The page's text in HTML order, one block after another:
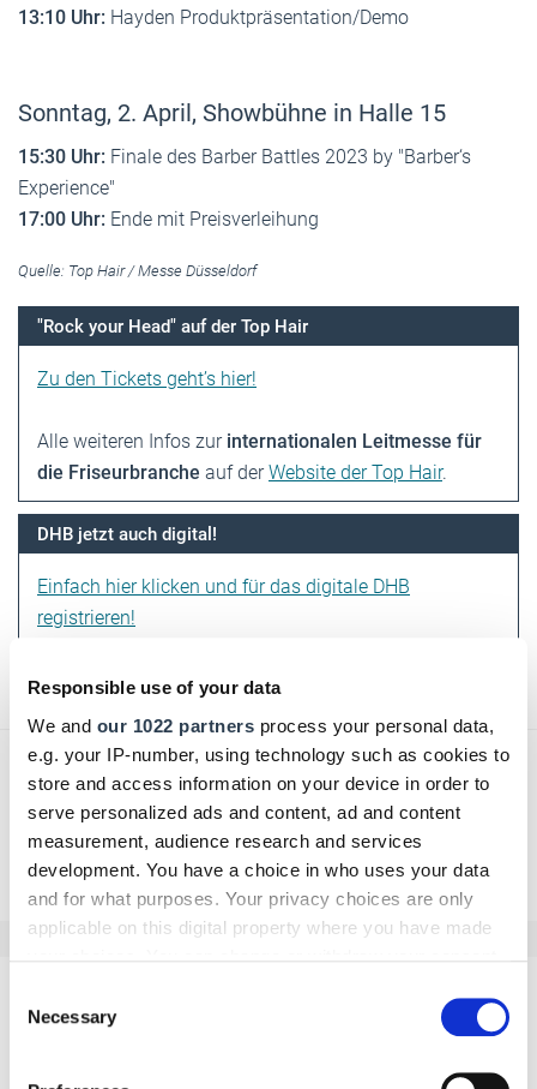
Responsible use of your data
We and our 1022 partners process your personal data,
e.g. your IP-number, using technology such as cookies to
store and access information on your device in order to
serve personalized ads and content, ad and content
measurement, audience research and services
development. You have a choice in who uses your data
and for what purposes. Your privacy choices are only
applicable on this digital property where you have made
the Privacy trigger icon.
Selection
Necessary
13:10 Uhr: Hayden Produktpräsentation/Demo
Sonntag, 2. April, Showbühne in Halle 15
15:30 Uhr: Finale des Barber Battles 2023 by "Barber‘s
Experience"
17:00 Uhr: Ende mit Preisverleihung
Quelle: Top Hair / Messe Düsseldorf
"Rock your Head" auf der Top Hair
Zu den Tickets geht’s hier!
Alle weiteren Infos zur internationalen Leitmesse für
die Friseurbranche auf derWebsite der Top Hair.
DHB jetzt auch digital!
Einfach hier klicken und für das digitale DHB
registrieren!
Text: Verena S. Ulbrich handwerksblatt.de
Kommentar schreiben